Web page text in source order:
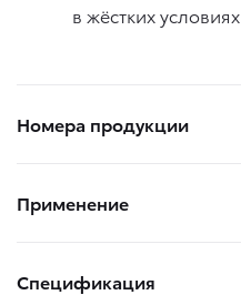
в жёстких условиях
Номера продукции
Применение
Спецификация